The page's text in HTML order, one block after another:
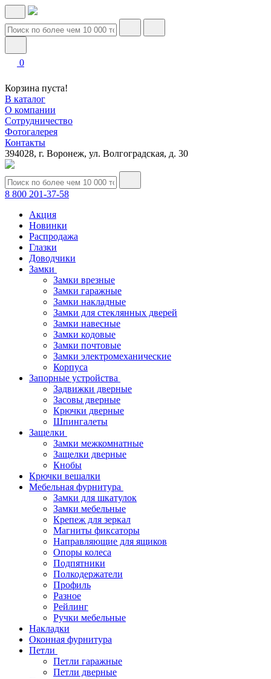
0
Корзина пуста!
В каталог
О компании
Сотрудничество
Фотогалерея
Контакты
394028, г. Воронеж, ул. Волгоградская, д. 30
8 800 201-37-58
Акция
Новинки
Распродажа
Глазки
Доводчики
Замки
Замки врезные
Замки гаражные
Замки накладные
Замки для стеклянных дверей
Замки навесные
Замки кодовые
Замки почтовые
Замки электромеханические
Корпуса
Запорные устройства
Задвижки дверные
Засовы дверные
Крючки дверные
Шпингалеты
Защелки
Замки межкомнатные
Защелки дверные
Кнобы
Крючки вешалки
Мебельная фурнитура
Замки для шкатулок
Замки мебельные
Крепеж для зеркал
Магниты фиксаторы
Направляющие для ящиков
Опоры колеса
Подпятники
Полкодержатели
Профиль
Разное
Рейлинг
Ручки мебельные
Накладки
Оконная фурнитура
Петли
Петли гаражные
Петли дверные